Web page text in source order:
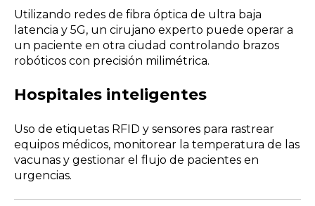
Utilizando redes de fibra óptica de ultra baja
latencia y 5G, un cirujano experto puede operar a
un paciente en otra ciudad controlando brazos
robóticos con precisión milimétrica.
Hospitales inteligentes
Uso de etiquetas RFID y sensores para rastrear
equipos médicos, monitorear la temperatura de las
vacunas y gestionar el flujo de pacientes en
urgencias.